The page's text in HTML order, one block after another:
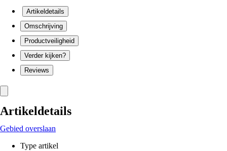
Artikeldetails
Omschrijving
Productveiligheid
Verder kijken?
Reviews
Artikeldetails
Gebied overslaan
Type artikel